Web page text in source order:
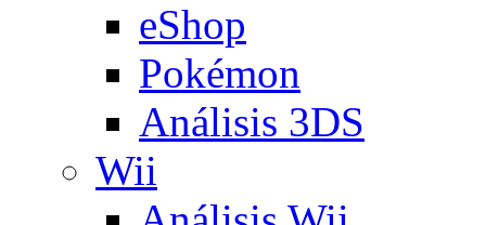
eShop
Pokémon
Análisis 3DS
Wii